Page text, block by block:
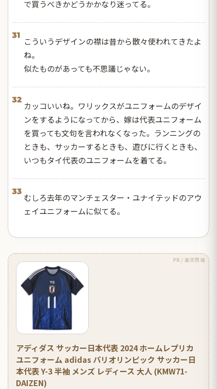
で買うべきかどうかかなり迷ってる。
31
こういうデザインの襟は昔から散々使われてきたよ
ね。
似たものがあっても不思議じゃない。
32
カッコいいね。ワリックスがユニフォームのデザイ
ンをするようになってから、嫁は代表ユニフォーム
を買っても文句を言われなくなった。ランニングの
ときも、サッカーするときも、遊びに行くときも、
いつもタイ代表のユニフォームを着てる。
33
むしろ去年のマンチェスター・ユナイテッドのアウ
ェイユニフォームに似てる。
PR / 楽天市場
アディダス サッカー日本代表 2024 ホームレプリカ
ユニフォーム adidas パリオリンピック サッカー日
本代表 Y-3 半袖 メンズ レディース 大人 (KMW71-
DAIZEN)